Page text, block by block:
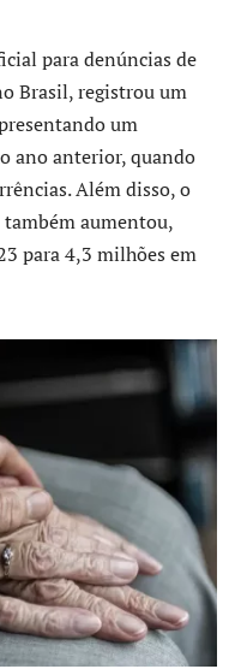
para denúncias de
Brasil, registrou um
um
ano anterior, quando
Além disso, o
aumentou,
para 4,3 milhões em